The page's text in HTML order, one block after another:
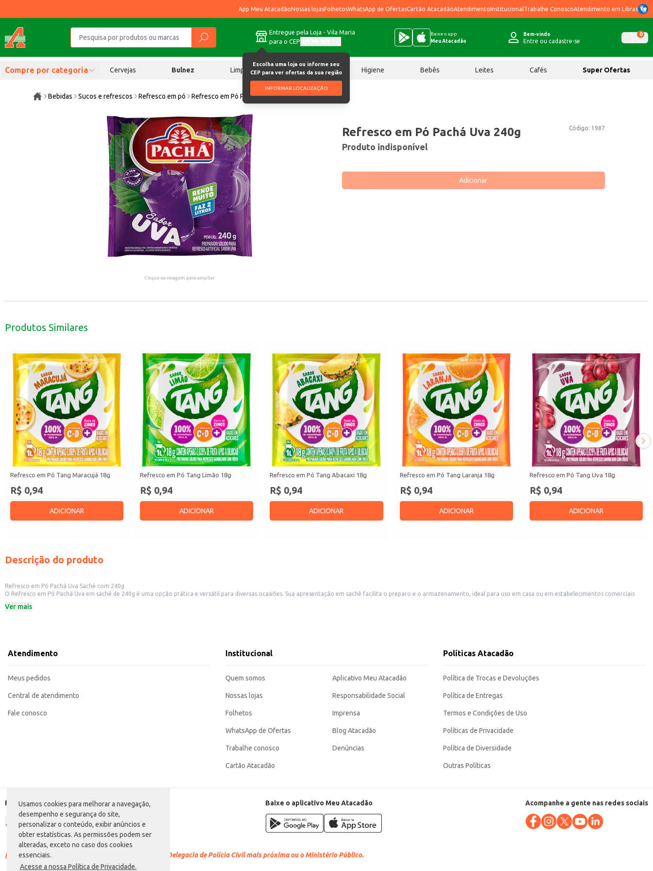
Usamos cookies para melhorar a navegação,
desempenho e segurança do site,
personalizar o conteúdo, exibir anúncios e
obter estatísticas. As permissões podem ser
alteradas, exceto no caso dos cookies
essenciais.
Acesse a nossa Política de Privacidade.
App Meu AtacadãoNossas lojasFolhetosWhatsApp de OfertasCartão AtacadãoAtendimentoInstitucional Trabalhe ConoscoAtendimento em Libras
Entregue pela Loja - Vila Maria
para o CEP
Escolha uma loja ou informe seu
CEP para ver ofertas da sua região
INFORMAR LOCALIZAÇÃO
Baixe o app
Meu Atacadão
Bem-vindo
Entre ou cadastre-se
0
Compre por categoria Cervejas Bulnez Limpeza Chocolates Higiene Bebês Leites Cafés Super Ofertas
Bebidas Sucos e refrescos Refresco em pó Refresco em Pó Pachá Uva 240g
Clique na imagem para ampliar.
Código: 1987
Refresco em Pó Pachá Uva 240g
Produto indisponível
Adicionar
Produtos Similares
Refresco em Pó Tang Maracujá 18g
R$ 0,94
ADICIONAR
Refresco em Pó Tang Limão 18g
R$ 0,94
ADICIONAR
Refresco em Pó Tang Abacaxi 18g
R$ 0,94
ADICIONAR
Refresco em Pó Tang Laranja 18g
R$ 0,94
ADICIONAR
Refresco em Pó Tang Uva 18g
R$ 0,94
ADICIONAR
Descrição do produto
Refresco em Pó Pachá Uva Sachê com 240g
O Refresco em Pó Pachá Uva em sachê de 240g é uma opção prática e versátil para diversas ocasiões. Sua apresentação em sachê facilita o preparo e o armazenamento, ideal para uso em casa ou em estabelecimentos comerciais
Dicas de uso:
O Refresco em Pó Pachá Uva proporciona um sabor agradável e refrescante, sendo uma escolha eficiente para quem busca praticidade e conveniência sem abrir mão do sabor. Sua embalagem de 240g oferece um bom rendimento,
tornando-o uma opção econômica para uso doméstico e comercial.
Marca: Pachá
Categoria: Refresco em pó
EAN: 7896602900625
Ver mais
Atendimento
Meus pedidos
Central de atendimento
Fale conosco
Institucional
Quem somos
Nossas lojas
Folhetos
WhatsApp de Ofertas
Trabalhe conosco
Cartão Atacadão
Aplicativo Meu Atacadão
Responsabilidade Social
Imprensa
Blog Atacadão
Denúncias
Políticas Atacadão
Política de Trocas e Devoluções
Política de Entregas
Termos e Condições de Uso
Políticas de Privacidade
Política de Diversidade
Outras Políticas
Formas de pagamento Baixe o aplicativo Meu Atacadão Acompanhe a gente nas redes sociais
Racismo é crime. Denuncie. Disque 100 ou procure a Delegacia de Polícia Civil mais próxima ou o Ministério Público.